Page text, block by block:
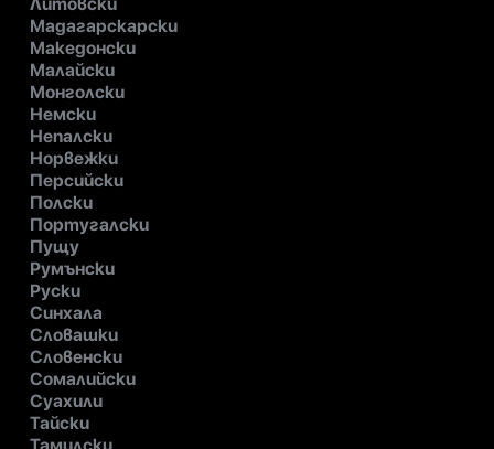
Мадагарскарски
Македонски
Малайски
Монголски
Немски
Непалски
Норвежки
Персийски
Полски
Португалски
Пущу
Румънски
Руски
Синхала
Словашки
Словенски
Сомалийски
Суахили
Тайски